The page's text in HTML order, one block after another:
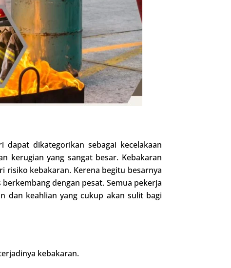
dapat dikategorikan sebagai kecelakaan
kerugian yang sangat besar. Kebakaran
kebakaran. Kerena begitu besarnya
dengan pesat. Semua pekerja
dan keahlian yang cukup akan sulit bagi
kebakaran.